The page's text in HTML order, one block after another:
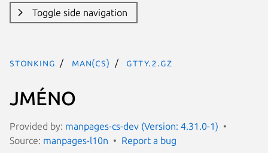
Toggle side navigation
stonking man(cs) gtty.2.gz
JMÉNO
Provided by: manpages-cs-dev (Version: 4.31.0-1)
Source: manpages-l10n Report a bug